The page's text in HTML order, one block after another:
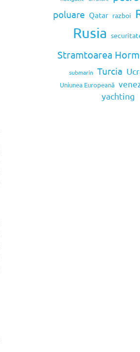
poluare Qatar razboi
Rusia
Stramtoarea
submarin Turcia
Uniunea Europeană
yachting